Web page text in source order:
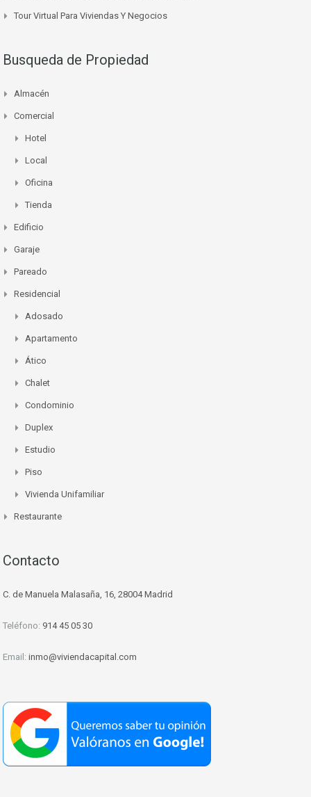
Tour Virtual Para Viviendas Y Negocios
Busqueda de Propiedad
Almacén
Comercial
Hotel
Local
Oficina
Tienda
Edificio
Garaje
Pareado
Residencial
Adosado
Apartamento
Ático
Chalet
Condominio
Duplex
Estudio
Piso
Vivienda Unifamiliar
Restaurante
Contacto
C. de Manuela Malasaña, 16, 28004 Madrid
Teléfono: 914 45 05 30
Email: inmo@viviendacapital.com